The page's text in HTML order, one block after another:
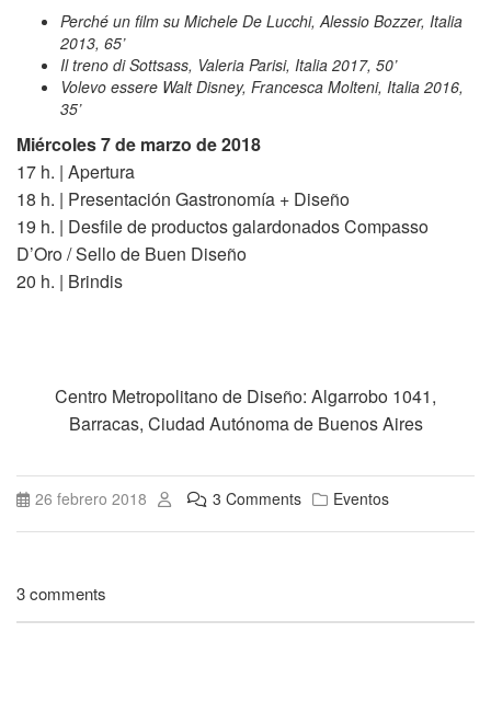
Perché un film su Michele De Lucchi, Alessio Bozzer, Italia
2013, 65’
Il treno di Sottsass, Valeria Parisi, Italia 2017, 50’
Volevo essere Walt Disney, Francesca Molteni, Italia 2016,
35’
Miércoles 7 de marzo de 2018
17 h. | Apertura
18 h. | Presentación Gastronomía + Diseño
19 h. | Desfile de productos galardonados Compasso
D’Oro / Sello de Buen Diseño
20 h. | Brindis
Centro Metropolitano de Diseño: Algarrobo 1041,
Barracas, Ciudad Autónoma de Buenos Aires
26 febrero 2018 3 Comments Eventos
3 comments